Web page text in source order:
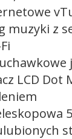
muzyki z
LCD Dot